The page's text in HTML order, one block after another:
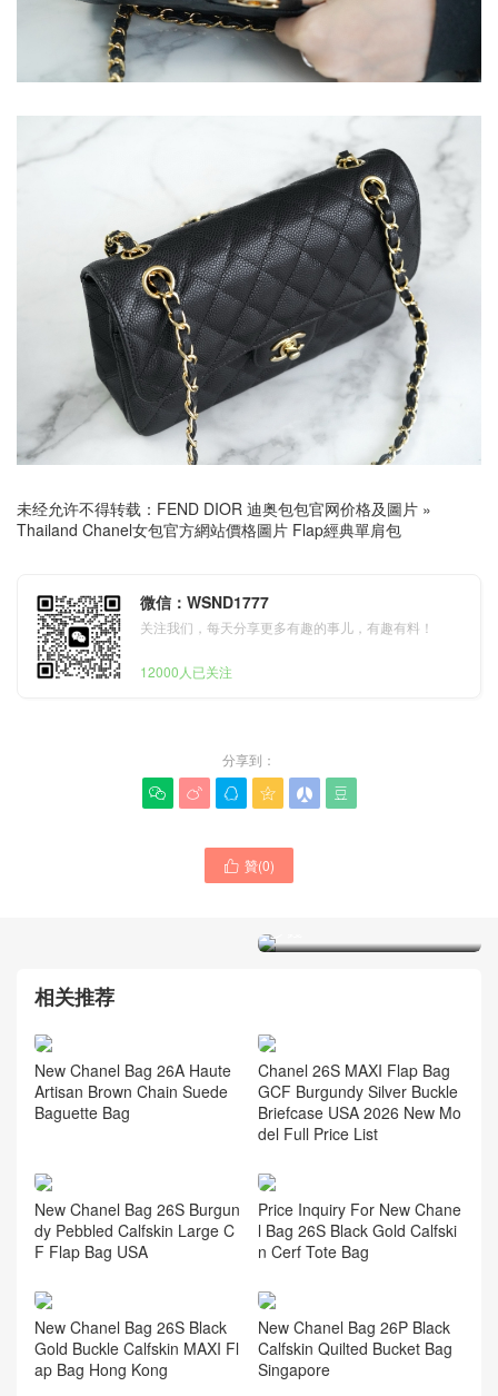
未经允许不得转载： FEND DIOR 迪奥包包官网价格及圖片 »
Thailand Chanel女包官方網站價格圖片 Flap經典單肩包
微信：WSND1777
关注我们，每天分享更多有趣的事儿，有趣有料！
12000人已关注
分享到：
     
 贊(0)
Tokyo Japan Chanel官網專
櫃正品如何代購 米白色沙灘
Chanel的包官方正品編號是
相关推荐
Artisan Brown Chain Suede
Baguette Bag
GCF Burgundy Silver Buckle
Briefcase USA 2026 New Mo
del Full Price List